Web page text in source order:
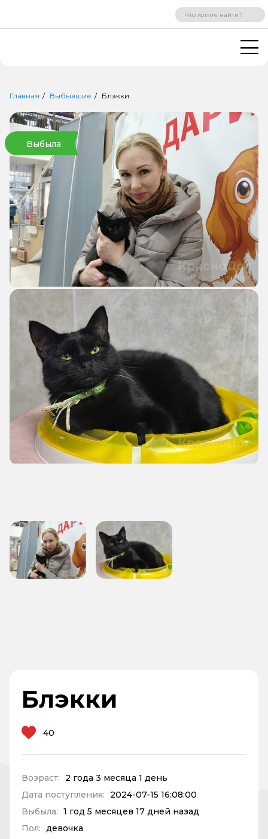
ВХОД РЕГИСТРАЦИЯ
Главная Выбывшие Блэкки
Выбыла
Блэкки
40
Возраст:
2 года 3 месяца 1 день
Дата поступления:
2024-07-15 16:08:00
Выбыла: 1 год 5 месяцев 17 дней назад
Пол: девочка